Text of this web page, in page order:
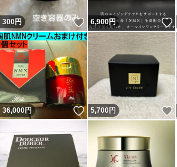
300円 いいね！
6,900円
36,000円 いいね！
5,700円